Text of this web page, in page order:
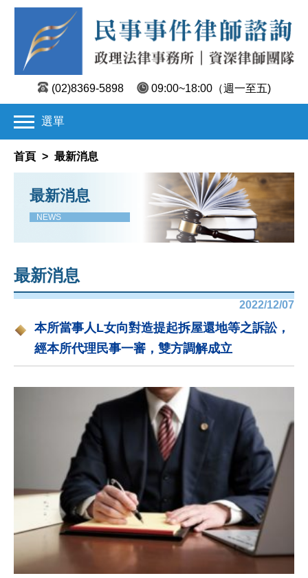
(02)8369-5898 09:00~18:00 （週一至五)
選單
首頁 > 最新消息
最新消息
NEWS
最新消息
2022/12/07
本所當事人L女向對造提起拆屋還地等之訴訟，
經本所代理民事一審，雙方調解成立